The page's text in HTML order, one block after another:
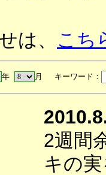
は、 こち
年 月 キーワード：
2週間
キの